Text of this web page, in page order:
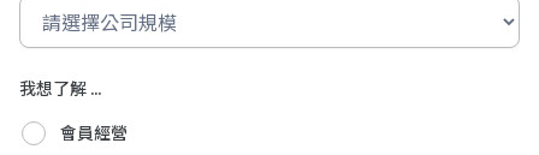
我想了解 ...
會員經營